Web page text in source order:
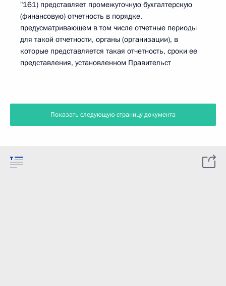
"161) представляет промежуточную бухгалтерскую
(финансовую) отчетность в порядке,
предусматривающем в том числе отчетные периоды
для такой отчетности, органы (организации), в
которые представляется такая отчетность, сроки ее
представления, установленном Правительст
Показать следующую страницу документа